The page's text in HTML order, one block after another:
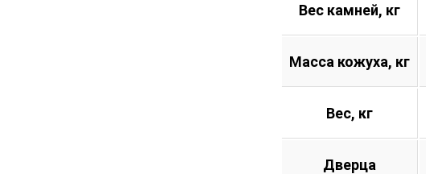
Вес камней, кг
Масса кожуха, кг
Вес, кг
Дверца